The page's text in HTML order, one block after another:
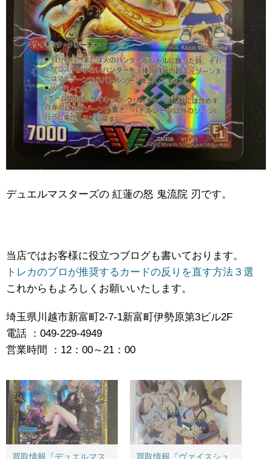
デュエルマスターズの 紅蓮の怒 ​鬼流院 ​刃です。
当店ではお客様に役立つブログも書いております。
トレカのプロが推奨するカードの反りを直す方法３選
これからもよろしくお願いいたします。
埼玉県川越市新富町2-7-1新富町伊勢原第3ビル2F
電話 ：049-229-4949
営業時間 ：12：00～21：00
買取情報『デュエルマス 買取情報『ヴァイスシュ